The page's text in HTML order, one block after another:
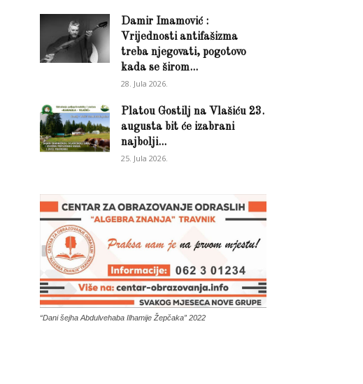
Damir Imamović :
Vrijednosti antifašizma
treba njegovati, pogotovo
kada se širom...
28. Jula 2026.
Platou Gostilj na Vlašiću 23.
augusta bit će izabrani
najbolji...
25. Jula 2026.
“Dani šejha Abdulvehaba Ilhamije Žepčaka” 2022